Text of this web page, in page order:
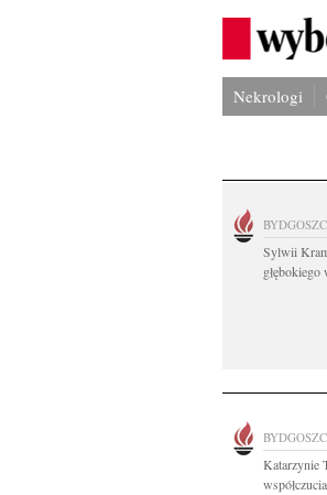
Nekrologi
Sylwii
Katarzynie